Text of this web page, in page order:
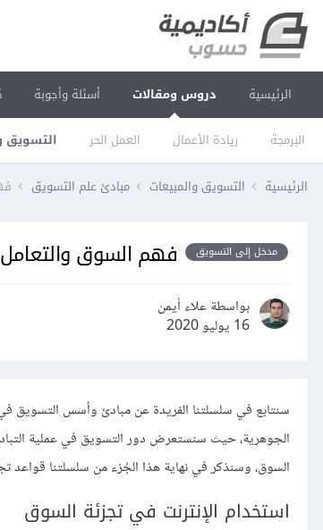
الرئيسية دروس ومقالات
البرمجة ريادة الأعمال العمل الحر التسويق
أسئلة وأجوبة
الرئيسية التسويق والمبيعات مبادئ علم التسويق
مدخل إلى التسويق فهم السوق
بواسطة علاء أيمن
16 يوليو 2020
سنتابع في سلسلتنا الفريدة عن مبادئ وأسس التسويق
الجوهرية، حيث سنستعرض دور التسويق في عملية
السوق، وسنذكر في نهاية هذا الجُزء من سلسلتنا قواعد
استخدام الإنترنت في تجزئة السوق